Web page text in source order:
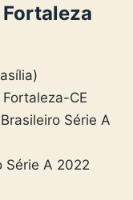
CE
Série A
Série A 2022